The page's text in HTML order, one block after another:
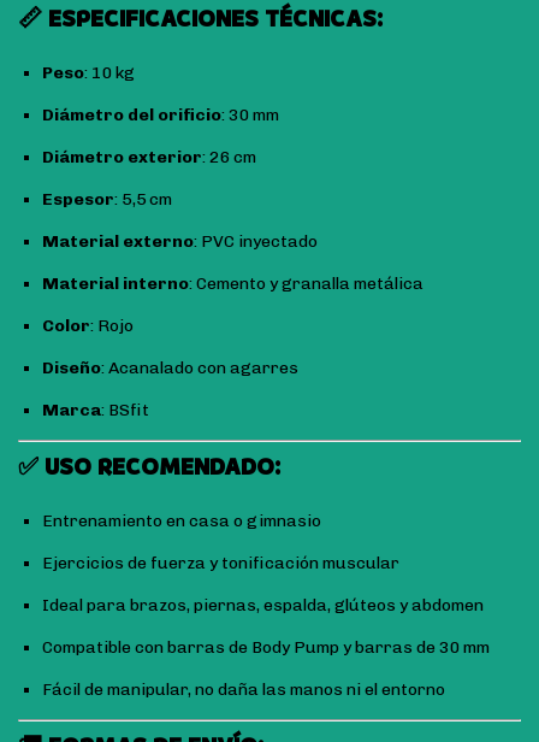
📏 ESPECIFICACIONES TÉCNICAS:
Peso: 10 kg
Diámetro del orificio: 30 mm
Diámetro exterior: 26 cm
Espesor: 5,5 cm
Material externo: PVC inyectado
Material interno: Cemento y granalla metálica
Color: Rojo
Diseño: Acanalado con agarres
Marca: BSfit
✅ USO RECOMENDADO:
Entrenamiento en casa o gimnasio
Ejercicios de fuerza y tonificación muscular
Ideal para brazos, piernas, espalda, glúteos y abdomen
Compatible con barras de Body Pump y barras de 30 mm
Fácil de manipular, no daña las manos ni el entorno